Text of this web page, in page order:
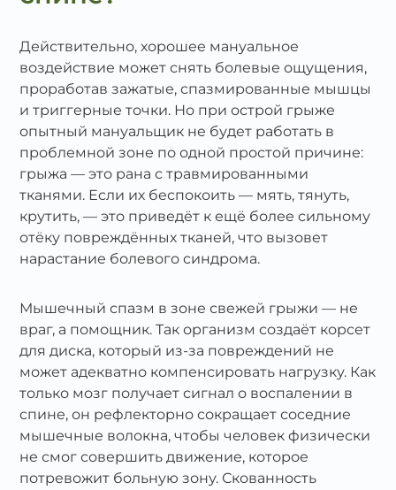
Действительно, хорошее мануальное
воздействие может снять болевые ощущения,
проработав зажатые, спазмированные мышцы
и триггерные точки. Но при острой грыже
опытный мануальщик не будет работать в
проблемной зоне по одной простой причине:
грыжа — это рана с травмированными
тканями. Если их беспокоить — мять, тянуть,
крутить, — это приведёт к ещё более сильному
отёку повреждённых тканей, что вызовет
нарастание болевого синдрома.
Мышечный спазм в зоне свежей грыжи — не
враг, а помощник. Так организм создаёт корсет
для диска, который из‑за повреждений не
может адекватно компенсировать нагрузку. Как
только мозг получает сигнал о воспалении в
спине, он рефлекторно сокращает соседние
мышечные волокна, чтобы человек физически
не смог совершить движение, которое
потревожит больную зону. Скованность